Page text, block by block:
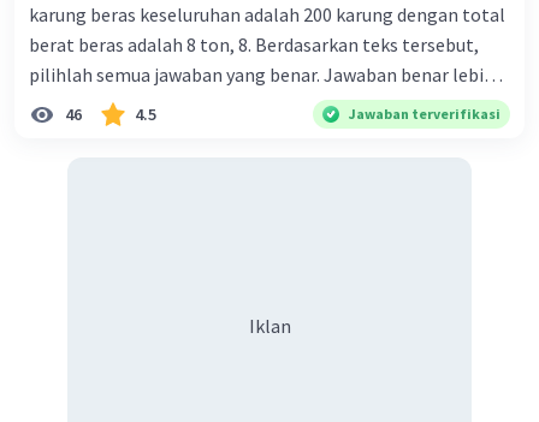
karung beras keseluruhan adalah 200 karung dengan total
berat beras adalah 8 ton, 8. Berdasarkan teks tersebut,
pilihlah semua jawaban yang benar. Jawaban benar lebih
dari satu. Banyak karung beras kemasan 25 kg adalah 50
buah. Banyak karung beras kemasan 50 kg adalah 150
harus dibayar oleh Bu Vina? A. Rp2.540.000 C. Rp2.312.000 B.
46 4.5 Jawaban terverifikasi
Iklan